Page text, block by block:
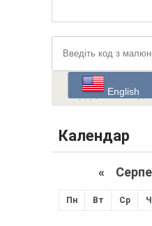
English
Календар
«
Пн Вт Ср